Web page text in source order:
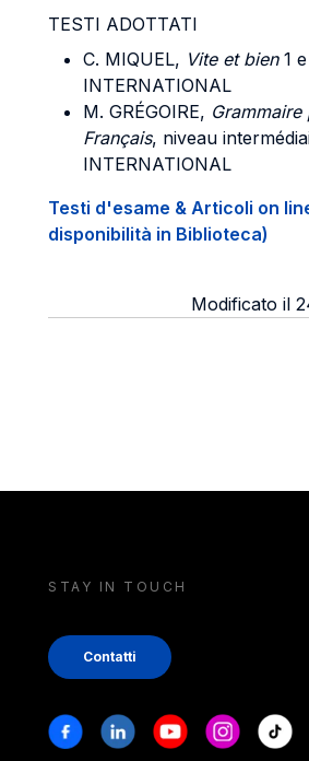
TESTI ADOTTATI
C. MIQUEL, Vite et bien1 e
INTERNATIONAL
M. GRÉGOIRE,
Français, niveau
INTERNATIONAL
Testi d'esame & Articoli on
disponibilità in Biblioteca)
Modificato il
STAY IN TOUCH
Contatti
Stay in touch
FacebookLinkedinYoutubeInstagram
Tiktok